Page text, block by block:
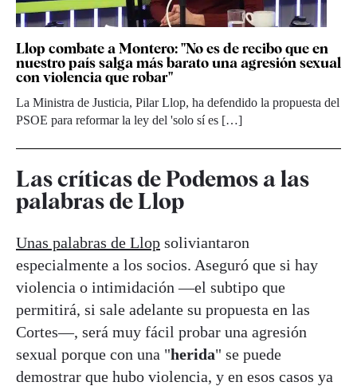
Llop combate a Montero: "No es de recibo que en
nuestro país salga más barato una agresión sexual
con violencia que robar"
La Ministra de Justicia, Pilar Llop, ha defendido la propuesta del
PSOE para reformar la ley del 'solo sí es […]
Las críticas de Podemos a las
palabras de Llop
Unas palabras de Llop soliviantaron
especialmente a los socios. Aseguró que si hay
violencia o intimidación —el subtipo que
permitirá, si sale adelante su propuesta en las
Cortes—, será muy fácil probar una agresión
sexual porque con una "herida" se puede
demostrar que hubo violencia, y en esos casos ya